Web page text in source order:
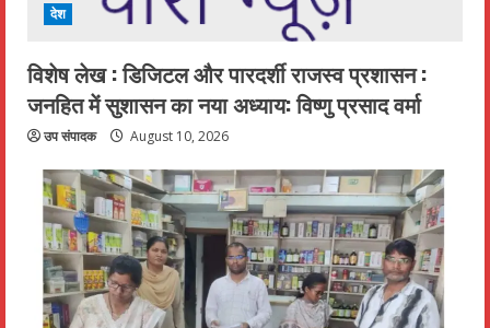
देश
विशेष लेख : डिजिटल और पारदर्शी राजस्व प्रशासन :
जनहित में सुशासन का नया अध्याय: विष्णु प्रसाद वर्मा
उप संपादक August 10, 2026